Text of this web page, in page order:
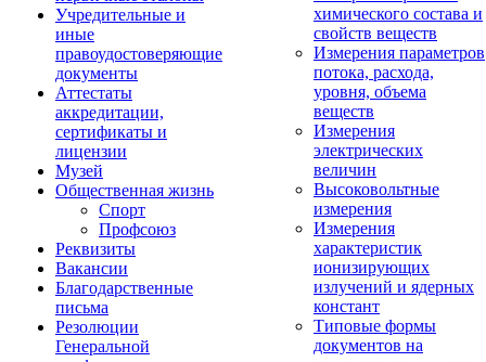
Учредительные и
иные
правоудостоверяющие
документы
Аттестаты
аккредитации,
сертификаты и
лицензии
Музей
Общественная жизнь
Спорт
Профсоюз
Реквизиты
Вакансии
Благодарственные
письма
Резолюции
Генеральной
химического состава и
свойств веществ
Измерения параметров
потока, расхода,
уровня, объема
веществ
Измерения
электрических
величин
Высоковольтные
измерения
Измерения
характеристик
ионизирующих
излучений и ядерных
констант
Типовые формы
документов на